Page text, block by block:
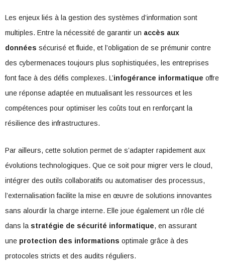
Les enjeux liés à la gestion des systèmes d’information sont
multiples. Entre la nécessité de garantir un accès aux
données sécurisé et fluide, et l’obligation de se prémunir contre
des cybermenaces toujours plus sophistiquées, les entreprises
font face à des défis complexes. L’infogérance informatique offre
une réponse adaptée en mutualisant les ressources et les
compétences pour optimiser les coûts tout en renforçant la
résilience des infrastructures.
Par ailleurs, cette solution permet de s’adapter rapidement aux
évolutions technologiques. Que ce soit pour migrer vers le cloud,
intégrer des outils collaboratifs ou automatiser des processus,
l’externalisation facilite la mise en œuvre de solutions innovantes
sans alourdir la charge interne. Elle joue également un rôle clé
dans la stratégie de sécurité informatique, en assurant
une protection des informations optimale grâce à des
protocoles stricts et des audits réguliers.